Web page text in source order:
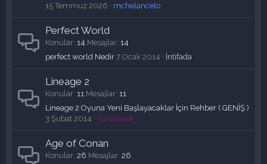
15 Temmuz 2026
mchelancelo
Perfect World
Konular 14 Mesajlar 14
perfect world Nedir 7 Ocak 2014 İntifada
Lineage 2
Konular 11 Mesajlar 11
Lineage 2 Oyuna Yeni Başlayacaklar İçin Rehber ( GENİŞ )
3 Şubat 2014
Kanatayak
Age of Conan
Konular 26 Mesajlar 26